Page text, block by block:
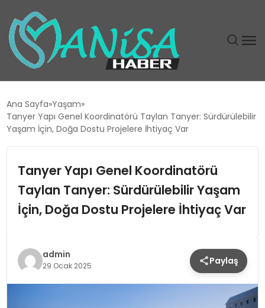
EĞITIM
GÜNDEM
MAGAZIN
SIYASET
SPOR
Ana Sayfa Yaşam
Tanyer Yapı Genel Koordinatörü Taylan Tanyer: Sürdürülebilir
Yaşam İçin, Doğa Dostu Projelere İhtiyaç Var
Tanyer Yapı Genel Koordinatörü
Taylan Tanyer: Sürdürülebilir Yaşam
İçin, Doğa Dostu Projelere İhtiyaç Var
admin
29 Ocak 2025 Paylaş